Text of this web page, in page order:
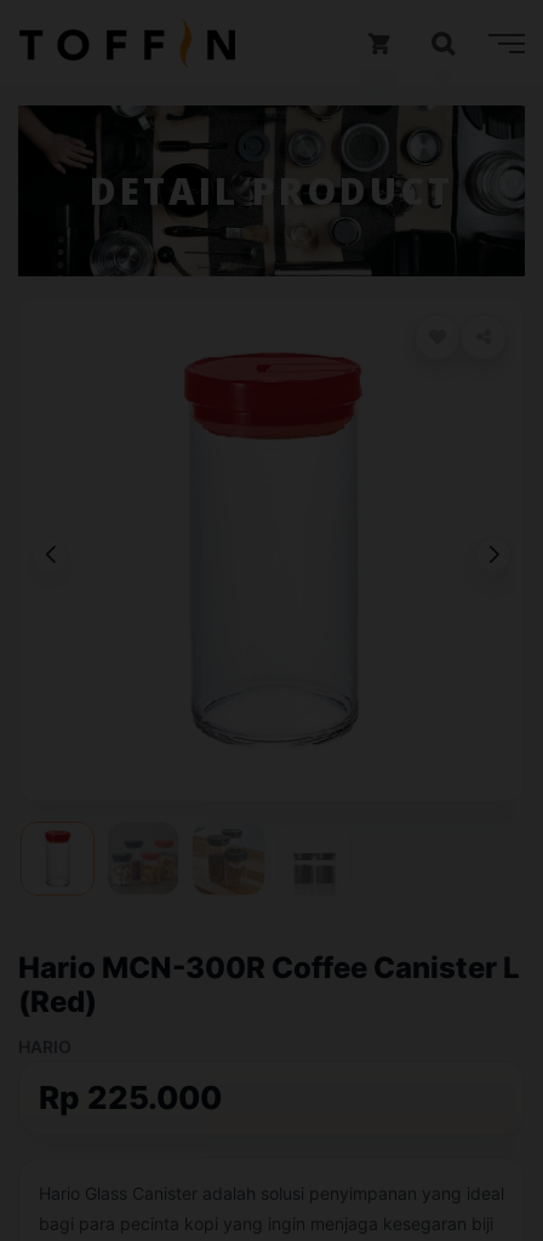
DETAIL PRODUCT
Hario MCN-300R Coffee Canister L
(Red)
Rp 225.000
Hario Glass Canister adalah solusi penyimpanan yang ideal
bagi para pecinta kopi yang ingin menjaga kesegaran biji